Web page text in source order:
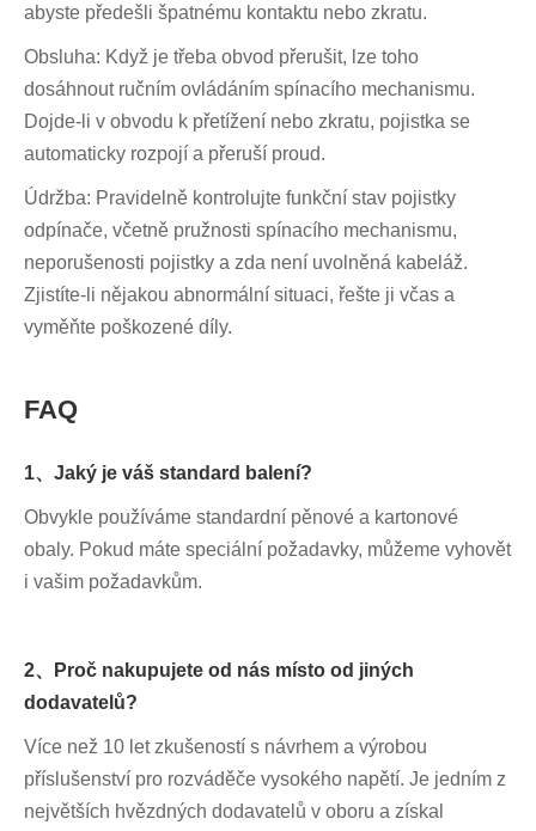
abyste předešli špatnému kontaktu nebo zkratu.
Obsluha: Když je třeba obvod přerušit, lze toho
dosáhnout ručním ovládáním spínacího mechanismu.
Dojde-li v obvodu k přetížení nebo zkratu, pojistka se
automaticky rozpojí a přeruší proud.
Údržba: Pravidelně kontrolujte funkční stav pojistky
odpínače, včetně pružnosti spínacího mechanismu,
neporušenosti pojistky a zda není uvolněná kabeláž.
Zjistíte-li nějakou abnormální situaci, řešte ji včas a
vyměňte poškozené díly.
FAQ
1、Jaký je váš standard balení?
Obvykle používáme standardní pěnové a kartonové
obaly. Pokud máte speciální požadavky, můžeme vyhovět
i vašim požadavkům.
2、Proč nakupujete od nás místo od jiných
dodavatelů?
Více než 10 let zkušeností s návrhem a výrobou
příslušenství pro rozváděče vysokého napětí. Je jedním z
největších hvězdných dodavatelů v oboru a získal